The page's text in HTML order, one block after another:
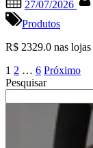
on
27/07/2026
Produtos
R$ 2329.0 nas lojas
Paginação
de
posts
1 2 … 6 Próximo
Pesquisar